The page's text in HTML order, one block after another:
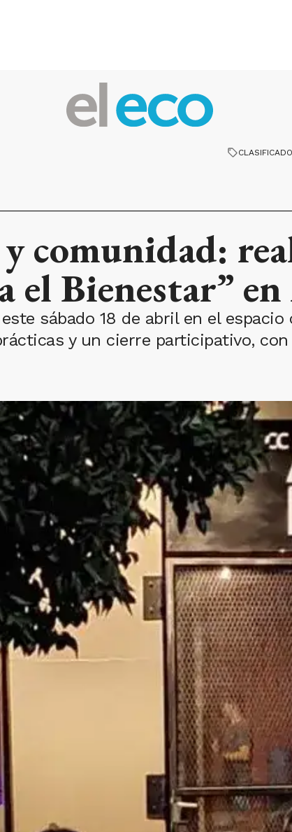
comunidad:
el Bienestar”
sábado 18 de abril en el
y un cierre participativo,